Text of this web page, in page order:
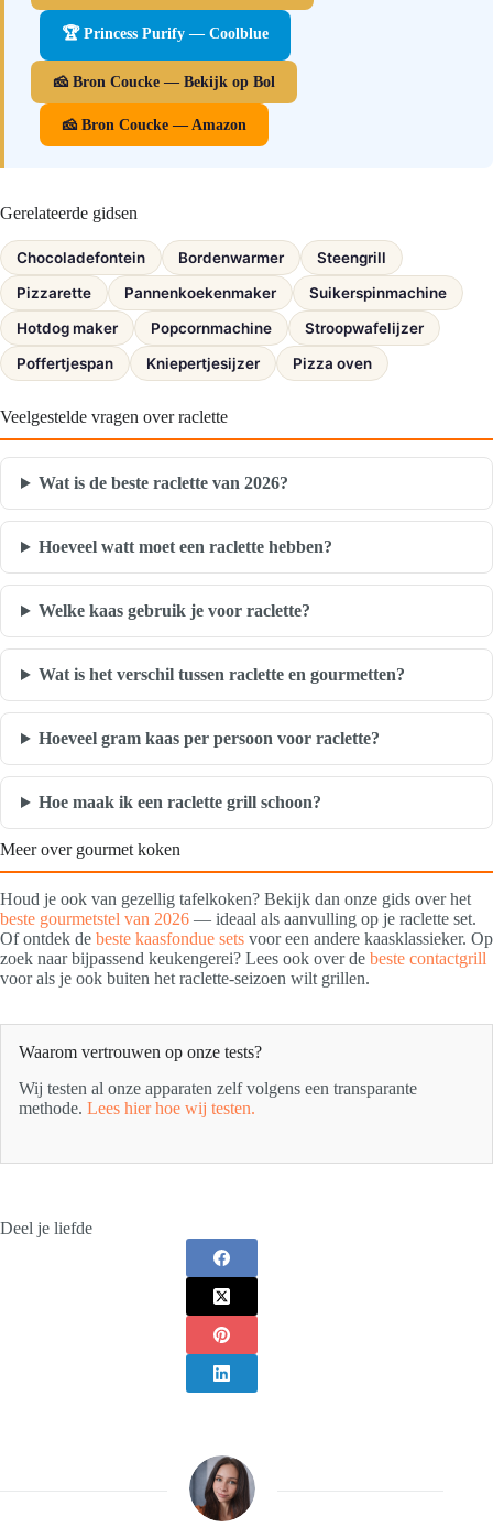
🏆 Princess Purify — Coolblue
🧀 Bron Coucke — Bekijk op Bol
🧀 Bron Coucke — Amazon
Gerelateerde gidsen
Chocoladefontein Bordenwarmer
Steengrill
Pizzarette
Pannenkoekenmaker
Suikerspinmachine
Hotdog maker
Popcornmachine
Stroopwafelijzer
Poffertjespan
Kniepertjesijzer Pizza oven
Veelgestelde vragen over raclette
Wat is de beste raclette van 2026?
Hoeveel watt moet een raclette hebben?
Welke kaas gebruik je voor raclette?
Wat is het verschil tussen raclette en gourmetten?
Hoeveel gram kaas per persoon voor raclette?
Hoe maak ik een raclette grill schoon?
Meer over gourmet koken
Houd je ook van gezellig tafelkoken? Bekijk dan onze gids over het
beste gourmetstel van 2026 — ideaal als aanvulling op je raclette set.
Of ontdek de beste kaasfondue sets voor een andere kaasklassieker. Op
zoek naar bijpassend keukengerei? Lees ook over de beste contactgrill
voor als je ook buiten het raclette-seizoen wilt grillen.
Waarom vertrouwen op onze tests?
Wij testen al onze apparaten zelf volgens een transparante
methode. Lees hier hoe wij testen.
Deel je liefde